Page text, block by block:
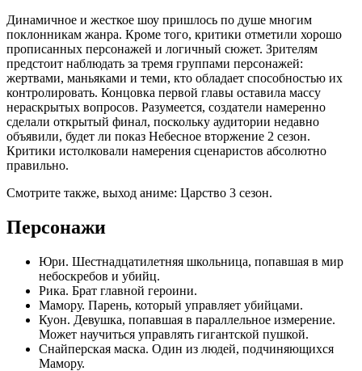
Динамичное и жесткое шоу пришлось по душе многим
поклонникам жанра. Кроме того, критики отметили хорошо
прописанных персонажей и логичный сюжет. Зрителям
предстоит наблюдать за тремя группами персонажей:
жертвами, маньяками и теми, кто обладает способностью их
контролировать. Концовка первой главы оставила массу
нераскрытых вопросов. Разумеется, создатели намеренно
сделали открытый финал, поскольку аудитории недавно
объявили, будет ли показ Небесное вторжение 2 сезон.
Критики истолковали намерения сценаристов абсолютно
правильно.
Смотрите также, выход аниме: Царство 3 сезон.
Персонажи
Юри. Шестнадцатилетняя школьница, попавшая в мир
небоскребов и убийц.
Рика. Брат главной героини.
Мамору. Парень, который управляет убийцами.
Куон. Девушка, попавшая в параллельное измерение.
Может научиться управлять гигантской пушкой.
Снайперская маска. Один из людей, подчиняющихся
Мамору.